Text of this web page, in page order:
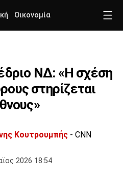
Οικονομία
ΝΔ: «Η σχέση
στηρίζεται
Κουτρουμπής - CNN
2026 18:54